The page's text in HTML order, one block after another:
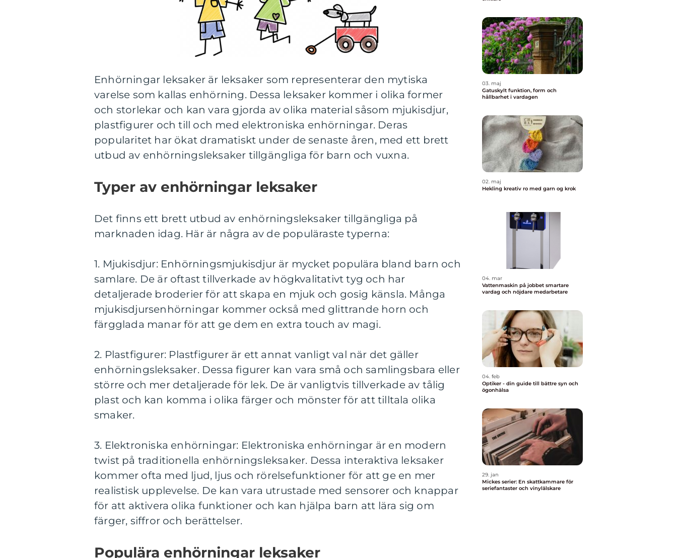
Enhörningar leksaker är leksaker som representerar den mytiska
varelse som kallas enhörning. Dessa leksaker kommer i olika former
och storlekar och kan vara gjorda av olika material såsom mjukisdjur,
plastfigurer och till och med elektroniska enhörningar. Deras
popularitet har ökat dramatiskt under de senaste åren, med ett brett
utbud av enhörningsleksaker tillgängliga för barn och vuxna.
Typer av enhörningar leksaker
Det finns ett brett utbud av enhörningsleksaker tillgängliga på
marknaden idag. Här är några av de populäraste typerna:
1. Mjukisdjur: Enhörningsmjukisdjur är mycket populära bland barn och
samlare. De är oftast tillverkade av högkvalitativt tyg och har
detaljerade broderier för att skapa en mjuk och gosig känsla. Många
mjukisdjursenhörningar kommer också med glittrande horn och
färgglada manar för att ge dem en extra touch av magi.
2. Plastfigurer: Plastfigurer är ett annat vanligt val när det gäller
enhörningsleksaker. Dessa figurer kan vara små och samlingsbara eller
större och mer detaljerade för lek. De är vanligtvis tillverkade av tålig
plast och kan komma i olika färger och mönster för att tilltala olika
smaker.
3. Elektroniska enhörningar: Elektroniska enhörningar är en modern
twist på traditionella enhörningsleksaker. Dessa interaktiva leksaker
kommer ofta med ljud, ljus och rörelsefunktioner för att ge en mer
realistisk upplevelse. De kan vara utrustade med sensorer och knappar
för att aktivera olika funktioner och kan hjälpa barn att lära sig om
färger, siffror och berättelser.
Populära enhörningar leksaker
03. maj
Gatuskylt funktion, form och
hållbarhet i vardagen
02. maj
Hekling kreativ ro med garn og krok
04. mar
Vattenmaskin på jobbet smartare
vardag och nöjdare medarbetare
04. feb
Optiker - din guide till bättre syn och
ögonhälsa
29. jan
Mickes serier: En skattkammare för
seriefantaster och vinylälskare